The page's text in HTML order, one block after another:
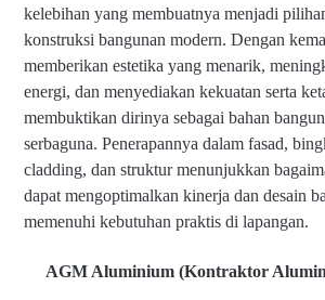
kelebihan yang membuatnya menjadi
konstruksi bangunan modern. Dengan
memberikan estetika yang menarik,
energi, dan menyediakan kekuatan serta
membuktikan dirinya sebagai bahan
serbaguna. Penerapannya dalam fasad,
cladding, dan struktur menunjukkan
dapat mengoptimalkan kinerja dan desain
memenuhi kebutuhan praktis di lapangan.
AGM Aluminium (Kontraktor